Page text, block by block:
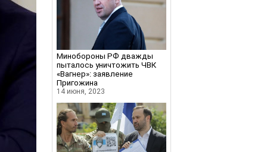
Минобороны РФ дважды
пыталось уничтожить ЧВК
«Вагнер»: заявление
Пригожина
14 июня, 2023